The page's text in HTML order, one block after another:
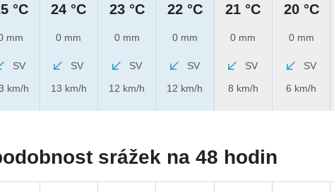
°C
mm
SV
km/h
24 °C
0 mm
SV
13 km/h
23 °C
0 mm
SV
12 km/h
22 °C
0 mm
SV
12 km/h
21 °C
0 mm
SV
8 km/h
20 °C
0 mm
SV
6 km/h
srážek na 48 hodin